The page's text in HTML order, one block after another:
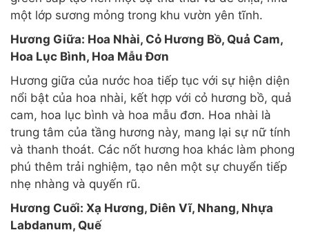
một lớp sương mỏng trong khu vườn yên tĩnh.
Hương Giữa: Hoa Nhài, Cỏ Hương Bồ, Quả Cam,
Hoa Lục Bình, Hoa Mẫu Đơn
Hương giữa của nước hoa tiếp tục với sự hiện diện
nổi bật của hoa nhài, kết hợp với cỏ hương bồ, quả
cam, hoa lục bình và hoa mẫu đơn. Hoa nhài là
trung tâm của tầng hương này, mang lại sự nữ tính
và thanh thoát. Các nốt hương hoa khác làm phong
phú thêm trải nghiệm, tạo nên một sự chuyển tiếp
nhẹ nhàng và quyến rũ.
Hương Cuối: Xạ Hương, Diên Vĩ, Nhang, Nhựa
Labdanum, Quế